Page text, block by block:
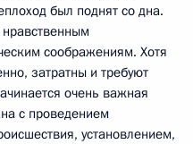
был поднят со дна.
соображениям. Хотя
затратны и требуют
очень важная
с проведением
установлением,